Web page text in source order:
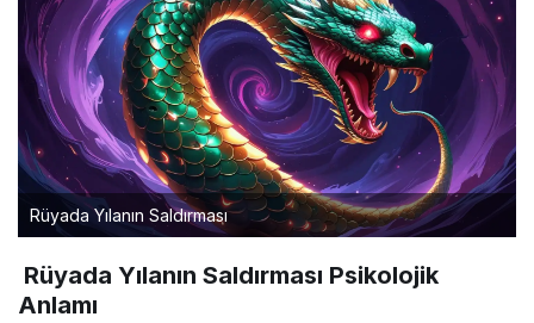
Rüyada Yılanın Saldırması
Rüyada Yılanın Saldırması Psikolojik
Anlamı